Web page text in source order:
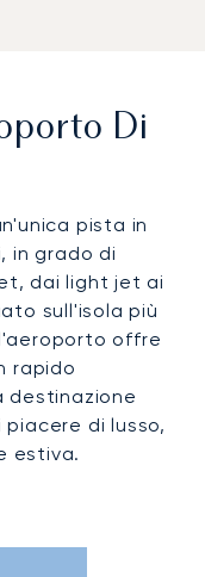
Di
pista in
in grado di
dai light jet ai
sull'isola più
offre
rapido
destinazione
di lusso,
estiva.